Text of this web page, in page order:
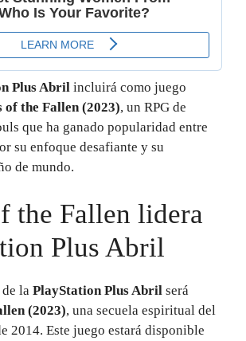
Plus Abril incluirá como juego
of the Fallen (2023), un RPG de
que ha ganado popularidad entre
su enfoque desafiante y su
de mundo.
the Fallen lidera
Plus Abril
la PlayStation Plus Abril será
(2023), una secuela espiritual del
2014. Este juego estará disponible